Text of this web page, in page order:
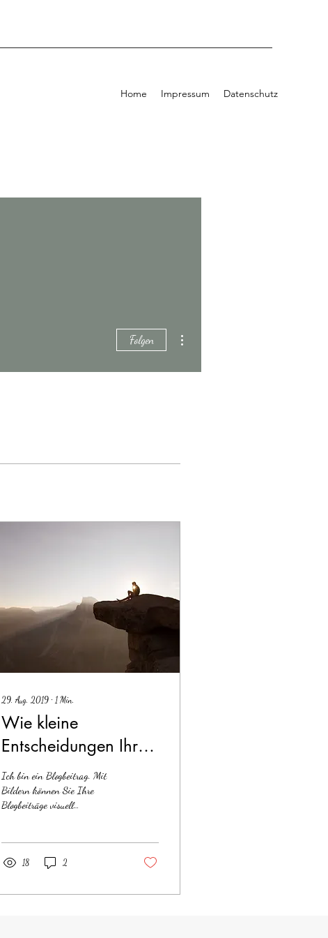
Home Impressum Datenschutz
29. Aug. 2019 ∙ 1 Min.
Wie kleine
Entscheidungen Ihr
Leben auf den Kopf
stellen können
Ich bin ein Blogbeitrag. Mit
Bildern können Sie Ihre
Blogbeiträge visuell
18 2
Folgen